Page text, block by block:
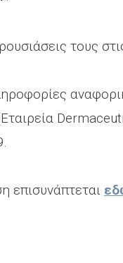
τους
επισυνάπτεται